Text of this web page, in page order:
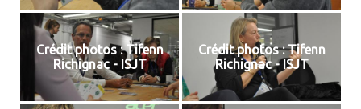
Crédit photos : Tifenn
Richignac - ISJT
Crédit photos : Tifenn
Richignac - ISJT